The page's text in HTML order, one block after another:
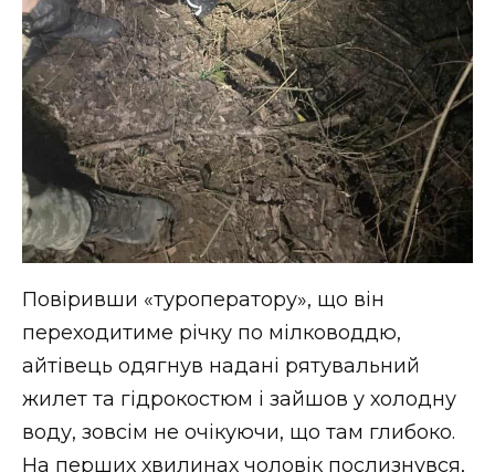
Повіривши «туроператору», що він
переходитиме річку по мілководдю,
айтівець одягнув надані рятувальний
жилет та гідрокостюм і зайшов у холодну
воду, зовсім не очікуючи, що там глибоко.
На перших хвилинах чоловік послизнувся,